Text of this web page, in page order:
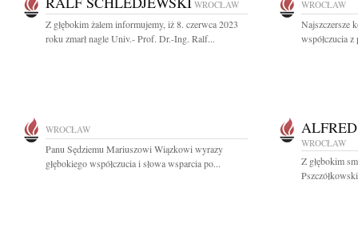
WROCŁAW
Z głębokim żalem informujemy, iż 8. czerwca 2023
roku zmarł nagle Univ.- Prof. Dr.-Ing. Ralf...
WROCŁAW
Najszczersze
współczucia
WROCŁAW
Panu Sędziemu Mariuszowi Wiązkowi wyrazy
głębokiego współczucia i słowa wsparcia po...
WROCŁAW
Z głębokim